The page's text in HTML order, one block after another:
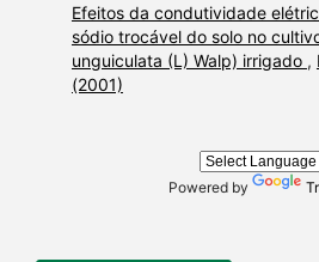
Efeitos da condutividade
sódio trocável do solo no
unguiculata (L) Walp) irrigado ,
(2001)
Powered by